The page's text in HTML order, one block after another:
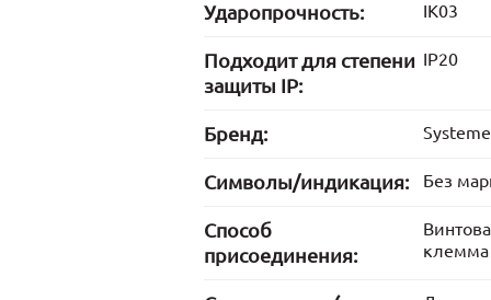
Ударопрочность: IK03
Подходит для степени
защиты IP:
IP20
Бренд:
Символы/индикация: Без
Способ
присоединения:
клемма